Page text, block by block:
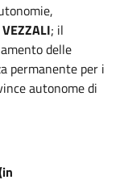
VEZZALI; il
delle
permanente per i
autonome di